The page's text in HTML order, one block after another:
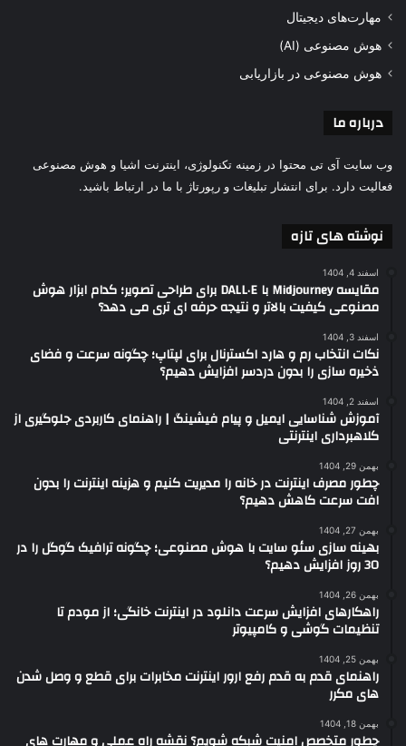
مهارت‌های دیجیتال
هوش مصنوعی (AI)
هوش مصنوعی در بازاریابی
درباره ما
وب سایت آی تی محتوا در زمینه تکنولوژی، اینترنت اشیا و هوش مصنوعی
فعالیت دارد. برای انتشار تبلیغات و رپورتاژ با ما در ارتباط باشید.
نوشته های تازه
اسفند 4, 1404
مقایسه Midjourney با DALL·E برای طراحی تصویر؛ کدام ابزار هوش
مصنوعی کیفیت بالاتر و نتیجه حرفه ای تری می دهد؟
اسفند 3, 1404
نکات انتخاب رم و هارد اکسترنال برای لپتاپ؛ چگونه سرعت و فضای
ذخیره سازی را بدون دردسر افزایش دهیم؟
اسفند 2, 1404
آموزش شناسایی ایمیل و پیام فیشینگ | راهنمای کاربردی جلوگیری از
کلاهبرداری اینترنتی
بهمن 29, 1404
چطور مصرف اینترنت در خانه را مدیریت کنیم و هزینه اینترنت را بدون
افت سرعت کاهش دهیم؟
بهمن 27, 1404
بهینه سازی سئو سایت با هوش مصنوعی؛ چگونه ترافیک گوگل را در
30 روز افزایش دهیم؟
بهمن 26, 1404
راهکارهای افزایش سرعت دانلود در اینترنت خانگی؛ از مودم تا
تنظیمات گوشی و کامپیوتر
بهمن 25, 1404
راهنمای قدم به قدم رفع ارور اینترنت مخابرات برای قطع و وصل شدن
های مکرر
بهمن 18, 1404